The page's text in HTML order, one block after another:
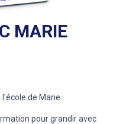
MARIE
de Marie.
pour grandir avec